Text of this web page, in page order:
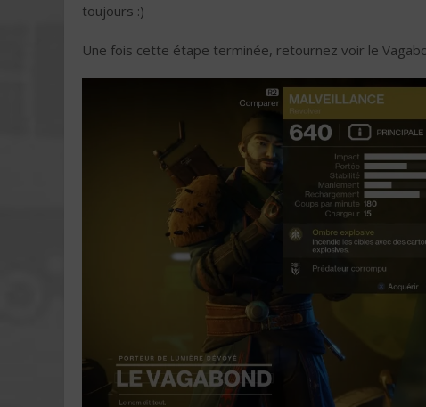
toujours :)
Une fois cette étape terminée, retournez voir le